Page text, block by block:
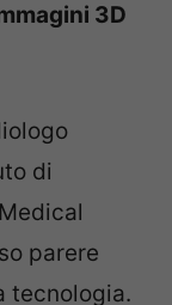
3D
di
parere
tecnologia.